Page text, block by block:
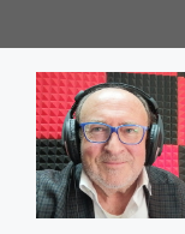
al
contenuto